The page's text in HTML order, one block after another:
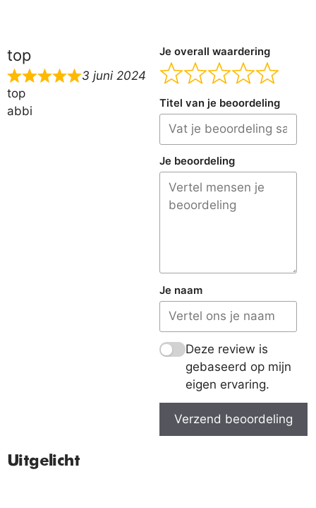
top
3 juni 2024
top
abbi
Je overall waardering
Titel van je beoordeling
Je beoordeling
Je naam
Deze review is
gebaseerd op mijn
eigen ervaring.
Verzend beoordeling
Uitgelicht